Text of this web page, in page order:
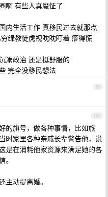
啊 有些人真魔怔了
内生活工作 真移民过去就那点
绿教徒虎视眈眈盯着 瘆得慌
溺政治 还是挺舒服的
完全没移民想法
99
100
的旗号，做各种事情，比如旅
时家里各种亲戚长辈警告他，说
是在消耗他家资源来满足她的各
。
主动提离婚。